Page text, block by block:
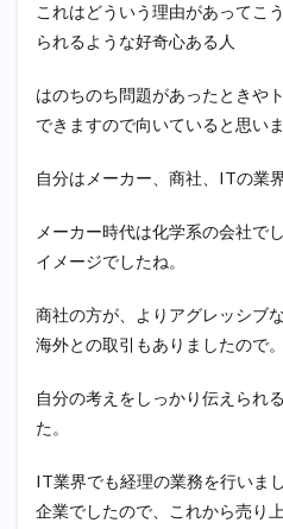
就活
生と
たら
どの
な事
をし
か？
6
訪問
では
問を
す
か？
これはどういう理由があってこ
られるような好奇心ある人
はのちのち問題があったときや
できますので向いていると思いま
自分はメーカー、商社、ITの業
メーカー時代は化学系の会社で
イメージでしたね。
商社の方が、よりアグレッシブ
海外との取引もありましたので。
自分の考えをしっかり伝えられ
た。
IT業界でも経理の業務を行いま
企業でしたので、これから売り